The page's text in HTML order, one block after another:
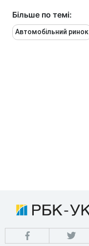
Більше по темі:
Автомобільний ринок